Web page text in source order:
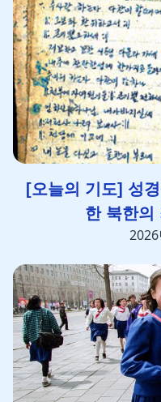
[오늘의 기도] 성
한 북한의